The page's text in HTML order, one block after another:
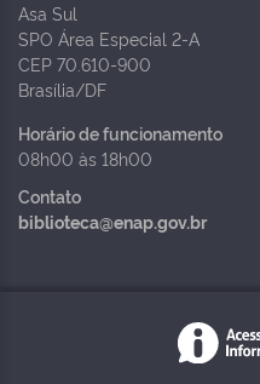
Asa Sul
SPO Área Especial 2-A
CEP 70.610-900
Brasília/DF
Horário de funcionamento
08h00 às 18h00
Contato
biblioteca@enap.gov.br